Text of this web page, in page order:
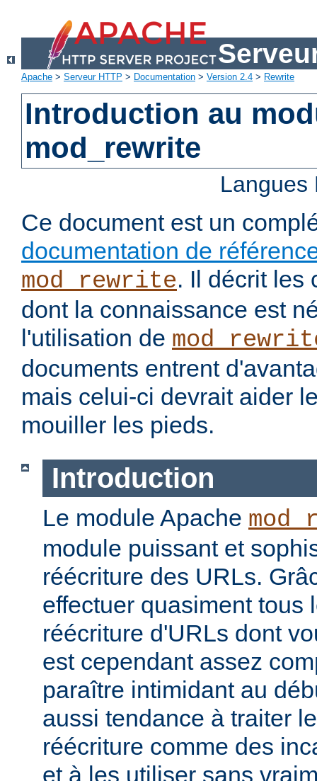
Apache > Serveur HTTP > Documentation > Version 2.4 > Rewrite
Introduction au
mod_rewrite
Ce document est un
documentation de
mod_rewrite. Il décrit les
dont la connaissance est
l'utilisation de
documents entrent
mais celui-ci devrait aider
mouiller les pieds.
Introduction
Le module Apache
module puissant et
réécriture des URLs.
effectuer quasiment tous
réécriture d'URLs dont
est cependant assez
paraître intimidant au
aussi tendance à traiter
réécriture comme des
et à les utiliser sans